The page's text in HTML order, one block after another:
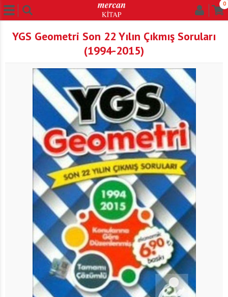
0
YGS Geometri Son 22 Yılın Çıkmış Soruları
(1994-2015)